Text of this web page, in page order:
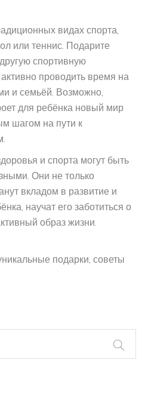
видах спорта,
или теннис. Подарите
спортивную
проводить время на
и семьёй. Возможно,
для ребёнка новый мир
шагом на пути к
и спорта могут быть
Они не только
вкладом в развитие и
научат его заботиться о
образ жизни.
подарки советы